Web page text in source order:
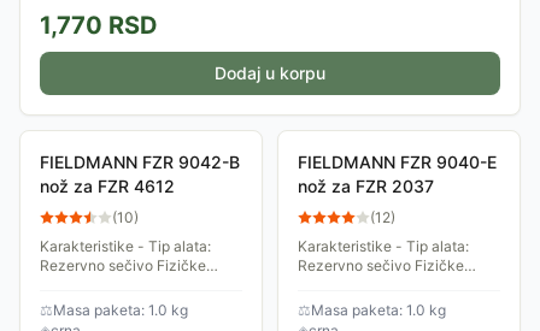
1,770 RSD
Dodaj u korpu
FIELDMANN FZR 9042-B
nož za FZR 4612
(10)
Karakteristike - Tip alata:
Rezervno sečivo Fizičke
Dimenzije: Oštrica dužine
46cm Ostalo: Kompatibilno sa
⚖Masa paketa: 1.0 kg
FIELDMANN FZR 9040-E
nož za FZR 2037
(12)
Karakteristike - Tip alata:
Rezervno sečivo Fizičke
Dimenzije: Dužina oštrice
38cm Ostalo: Kompatibilno sa
⚖Masa paketa: 1.0 kg